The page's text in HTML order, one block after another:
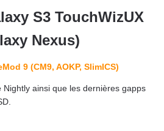
S3 TouchWizUX
Nexus)
9 (CM9, AOKP, SlimICS)
ainsi que les dernières gapps